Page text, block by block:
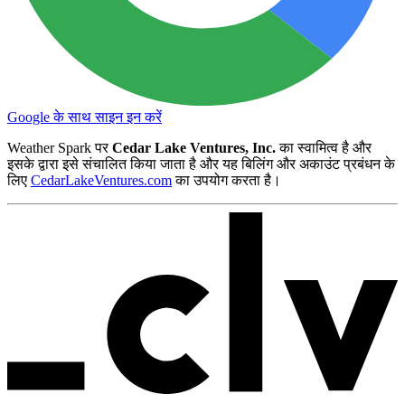
Google के साथ साइन इन करें
Weather Spark परCedar Lake Ventures, Inc.का स्वामित्व है और
इसके द्वारा इसे संचालित किया जाता है और यह बिलिंग और अकाउंट प्रबंधन के
लिए CedarLakeVentures.comका उपयोग करता है।